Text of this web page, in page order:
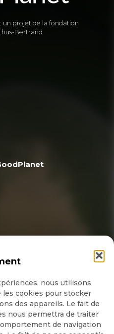
nous utilisons
cookies pour stocker
des appareils. Le fait de
nous permettra de traiter
de navigation
un projet de la fondation
Bertrand